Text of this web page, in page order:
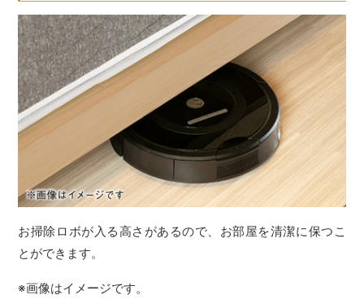
お掃除ロボが入る高さがあるので、お部屋を清潔に保つこ
とができます。
※画像はイメージです。